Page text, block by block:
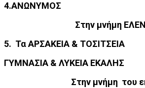
Στην μνήμη ΕΛΕΝΗΣ
5. Τα ΑΡΣΑΚΕΙΑ & ΤΟΣΙΤΣΕΙΑ
ΓΥΜΝΑΣΙΑ &
Στην μνήμη του